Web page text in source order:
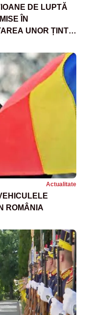
DE LUPTĂ
ÎN
UNOR ȚINTE
Actualitate
ROMÂNIA